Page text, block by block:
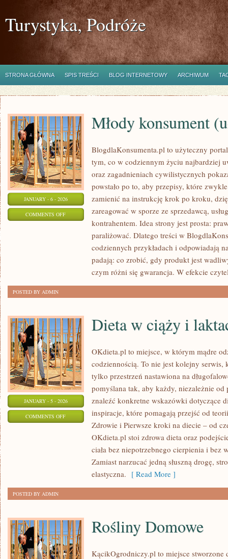
Turystyka, Podróże
STRONA GŁÓWNA SPIS TREŚCI BLOG INTERNETOWY ARCHIWUM
JANUARY - 6 - 2026
COMMENTS OFFON
KONSUMENT
Młody konsument
BlogdlaKonsumenta.pl to użyteczny
tym, co w codziennym życiu najbardziej
oraz zagadnieniach cywilistycznych
powstało po to, aby przepisy, które
zamienić na instrukcję krok po kroku,
zareagować w sporze ze sprzedawcą,
kontrahentem. Idea strony jest prosta:
paraliżować. Dlatego treści w
codziennych przykładach i odpowiadają
padają: co zrobić, gdy produkt jest
czym różni się gwarancja. W efekcie
POSTED BY ADMIN
JANUARY - 5 - 2026
COMMENTS OFFON
Dieta w ciąży i
OKdieta.pl to miejsce, w którym mądre
codziennością. To nie jest kolejny
tylko przestrzeń nastawiona na
pomyślana tak, aby każdy, niezależnie od
znaleźć konkretne wskazówki dotyczące
inspiracje, które pomagają przejść od
Zdrowie i Pierwsze kroki na diecie – od
OKdieta.pl stoi zdrowa dieta oraz
ciała bez niepotrzebnego cierpienia i bez
Zamiast narzucać jedną słuszną drogę,
elastyczna. [ Read More ]
POSTED BY ADMIN
Rośliny Domowe
KącikOgrodniczy.pl to miejsce